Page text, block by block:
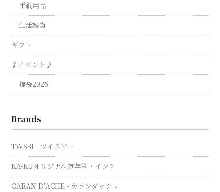
手紙用品
生活雑貨
ギフト
♪イベント♪
福袋2026
Brands
TWSBI - ツイスビー
KA-KUオリジナル万年筆・インク
CARAN D'ACHE - カランダッシュ